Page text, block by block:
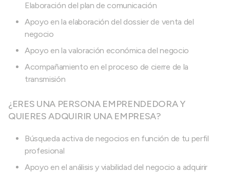
Elaboración del plan de comunicación
Apoyo en la elaboración del dossier de venta del
negocio
Apoyo en la valoración económica del negocio
Acompañamiento en el proceso de cierre de la
transmisión
¿ERES UNA PERSONA EMPRENDEDORA Y
QUIERES ADQUIRIR UNA EMPRESA?
Búsqueda activa de negocios en función de tu perfil
profesional
Apoyo en el análisis y viabilidad del negocio a adquirir